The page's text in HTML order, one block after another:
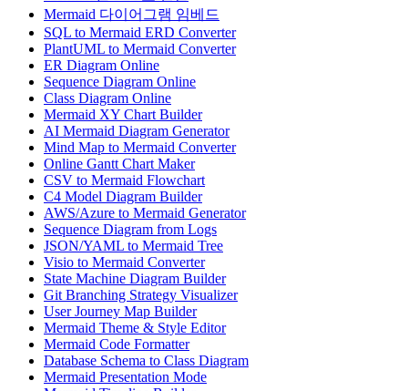
Mermaid 다이어그램 임베드
SQL to Mermaid ERD Converter
PlantUML to Mermaid Converter
ER Diagram Online
Sequence Diagram Online
Class Diagram Online
Mermaid XY Chart Builder
AI Mermaid Diagram Generator
Mind Map to Mermaid Converter
Online Gantt Chart Maker
CSV to Mermaid Flowchart
C4 Model Diagram Builder
AWS/Azure to Mermaid Generator
Sequence Diagram from Logs
JSON/YAML to Mermaid Tree
Visio to Mermaid Converter
State Machine Diagram Builder
Git Branching Strategy Visualizer
User Journey Map Builder
Mermaid Theme & Style Editor
Mermaid Code Formatter
Database Schema to Class Diagram
Mermaid Presentation Mode